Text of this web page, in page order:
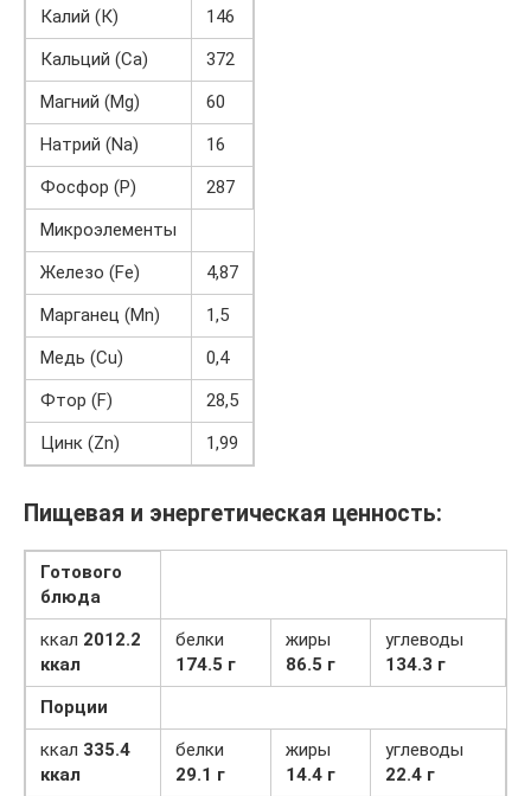
Калий (К)
146
Кальций (Са)
372
Магний (Mg)
60
Натрий (Na)
16
Фосфор (P)
287
Микроэлементы
Железо (Fe)
4,87
Марганец (Mn)
1,5
Медь (Cu)
0,4
Фтор (F)
28,5
Цинк (Zn)
1,99
Пищевая и энергетическая ценность:
Готового
блюда
ккал 2012.2
ккал
белки
174.5 г
жиры
86.5 г
углеводы
134.3 г
Порции
ккал 335.4
ккал
белки
29.1 г
жиры
14.4 г
углеводы
22.4 г